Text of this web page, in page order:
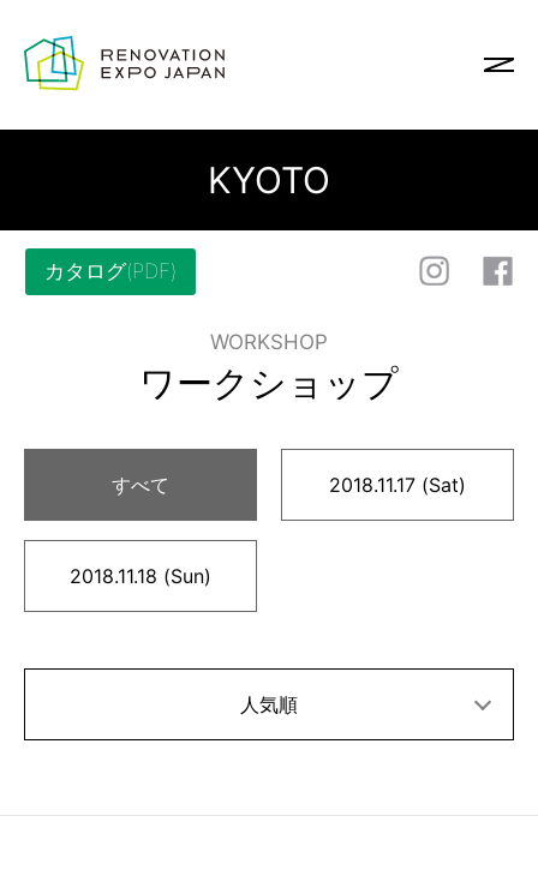
KYOTO
カタログ(PDF)
WORKSHOP
ワークショップ
すべて 2018.11.17 (Sat)
2018.11.18 (Sun)
人気順